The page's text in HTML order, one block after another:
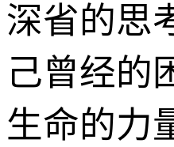
深省的思
己曾经的
生命的力